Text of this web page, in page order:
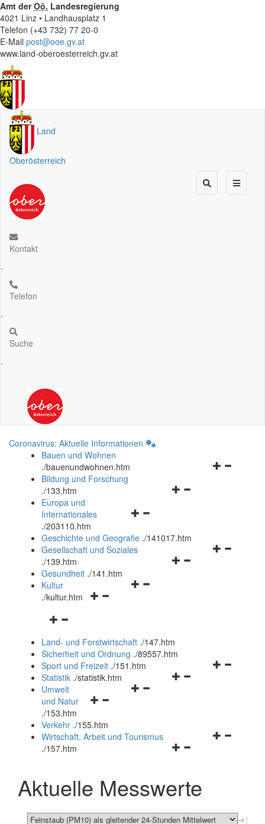
Amt derOö. Landesregierung
4021 Linz • Landhausplatz 1
Telefon (+43 732) 77 20-0
E-Mail post@ooe.gv.at
www.land-oberoesterreich.gv.at
Land
Oberösterreich
Kontakt
.
Telefon
.
Suche
.
Coronavirus: Aktuelle Informationen
Bauen und Wohnen
./bauenundwohnen.htm
Navigationsmenü
Bildung und Forschung
./133.htm
Navigationsmenü
und
schließen
Europa und
Internationales
./203110.htm
Geschichte und Geografie ./141017.htm
Navigationsmenü
Gesellschaft und Soziales
./139.htm
Navigationsmenü
Gesundheit ./141.htm
Navigationsmenü
Kultur
./kultur.htm
Navigationsmenü
und
schließen
Land- und Forstwirtschaft ./147.htm
Sicherheit und Ordnung ./89557.htm
Navigationsmenü
Sport und Freizeit ./151.htm
Navigationsmenü
Statistik ./statistik.htm
Navigationsmenü
und
schließen
Umwelt
und Natur
./153.htm
Verkehr ./155.htm
Navigationsmenü
schließen
Wirtschaft, Arbeit und Tourismus
./157.htm
Aktuelle Messwerte